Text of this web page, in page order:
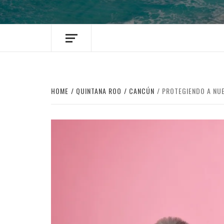
HOME QUINTANA ROO CANCÚN PROTEGIENDO A